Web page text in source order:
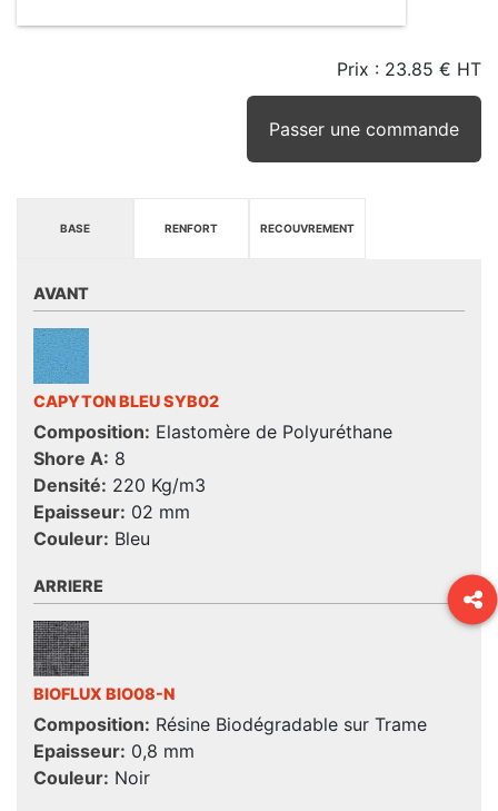
STOCK
Prix : 23.85 € HT
Passer une commande
BASE RENFORT RECOUVREMENT
AVANT
CAPYTON BLEU SYB02
Composition: Elastomère de Polyuréthane
Shore A: 8
Densité: 220 Kg/m3
Epaisseur: 02 mm
Couleur: Bleu
ARRIERE
BIOFLUX BIO08-N
Composition: Résine Biodégradable sur Trame
Epaisseur: 0,8 mm
Couleur: Noir